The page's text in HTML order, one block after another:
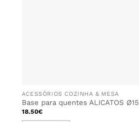
ACESSÓRIOS COZINHA & MESA
Base para quentes ALICATOS Ø15
18.50€